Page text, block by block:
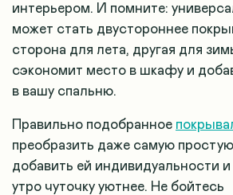
интерьером. И помните:
может стать двустороннее
сторона для лета, другая для
сэкономит место в шкафу и
в вашу спальню.
Правильно подобранное
преобразить даже самую
добавить ей индивидуальности
утро чуточку уютнее. Не бойтесь